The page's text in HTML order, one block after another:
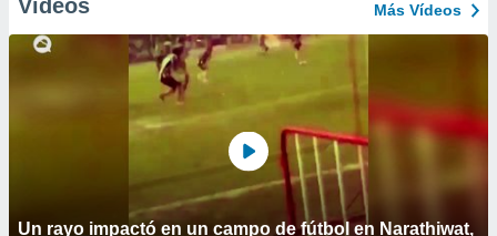
Vídeos Más Vídeos
Un rayo impactó en un campo de fútbol en Narathiwat,